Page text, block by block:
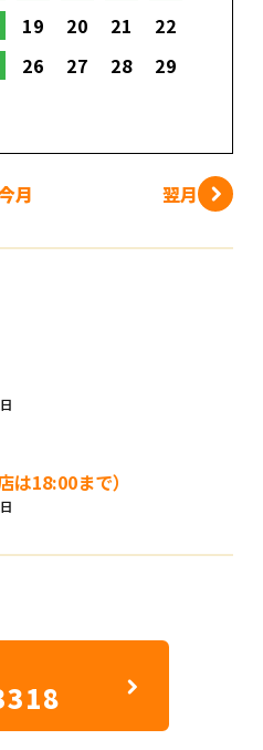
19 20 21
22
26 27 28
29
月 翌月
は18:00まで）